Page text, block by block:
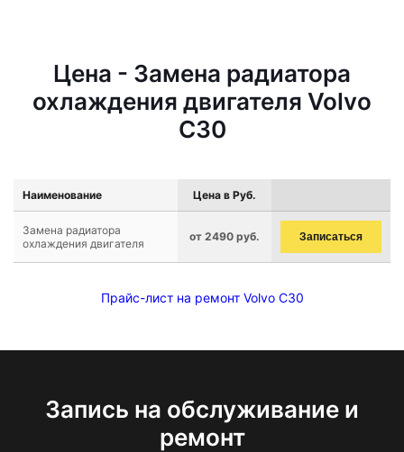
Цена - Замена радиатора
охлаждения двигателя Volvo
C30
Наименование Цена в Руб.
Замена радиатора
охлаждения двигателя
от 2490 руб. Записаться
Прайс-лист на ремонт Volvo C30
Запись на обслуживание и
ремонт